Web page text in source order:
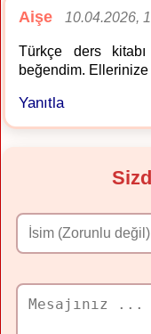
Aişe 10.04.2026,
Türkçe ders
beğendim. Ellerinize
Yanıtla